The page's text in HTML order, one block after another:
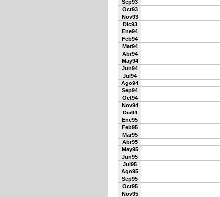
Sep93
Oct93
Nov93
Dic93
Ene94
Feb94
Mar94
Abr94
May94
Jun94
Jul94
Ago94
Sep94
Oct94
Nov94
Dic94
Ene95
Feb95
Mar95
Abr95
May95
Jun95
Jul95
Ago95
Sep95
Oct95
Nov95